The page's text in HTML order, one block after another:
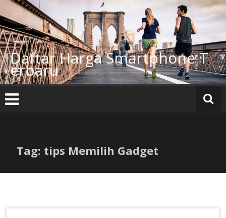
Lompat
ke
konten
Daftar Harga Smartphone T
erbaru
Tag: tips Memilih Gadget